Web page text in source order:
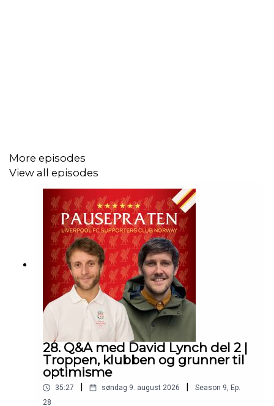
Intromusikk Pausepraten: The Epic 2 by Rafael Krux
Link: https://filmmusic.io/song/5384-the-epic-2-
License: http://creativecommons.org/licenses/by/4.0/
Music promoted on https://www.chosic.com/free-
music/all/
More episodes
View all episodes
28. Q&A med David Lynch del 2 |
Troppen, klubben og grunner til
optimisme
35:27 søndag 9. august 2026 Season 9, Ep.
28